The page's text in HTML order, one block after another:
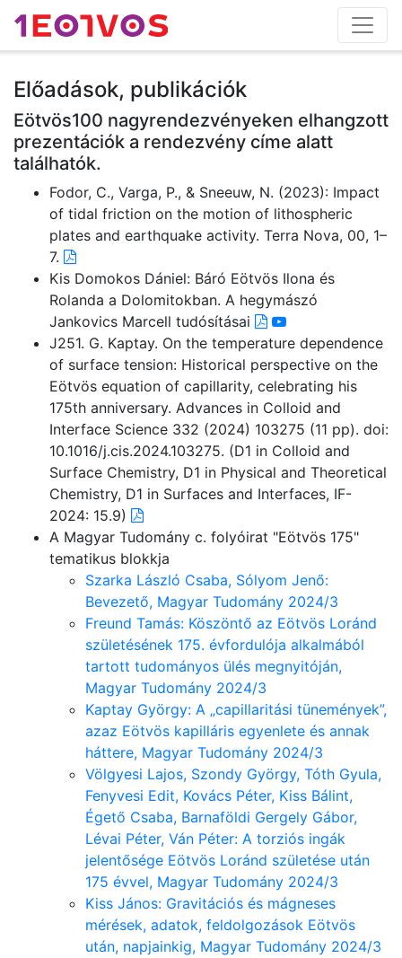
Előadások, publikációk
Eötvös100 nagyrendezvényeken elhangzott
prezentációk a rendezvény címe alatt
találhatók.
Fodor, C., Varga, P., & Sneeuw, N. (2023): Impact
of tidal friction on the motion of lithospheric
plates and earthquake activity. Terra Nova, 00, 1–
7.
Kis Domokos Dániel: Báró Eötvös Ilona és
Rolanda a Dolomitokban. A hegymászó
Jankovics Marcell tudósításai
J251. G. Kaptay. On the temperature dependence
of surface tension: Historical perspective on the
Eötvös equation of capillarity, celebrating his
175th anniversary. Advances in Colloid and
Interface Science 332 (2024) 103275 (11 pp). doi:
10.1016/j.cis.2024.103275. (D1 in Colloid and
Surface Chemistry, D1 in Physical and Theoretical
Chemistry, D1 in Surfaces and Interfaces, IF-
2024: 15.9)
A Magyar Tudomány c. folyóirat "Eötvös 175"
tematikus blokkja
Szarka László Csaba, Sólyom Jenő:
Bevezető, Magyar Tudomány 2024/3
Freund Tamás: Köszöntő az Eötvös Loránd
születésének 175. évfordulója alkalmából
tartott tudományos ülés megnyitóján,
Magyar Tudomány 2024/3
Kaptay György: A „capillaritási tünemények”,
azaz Eötvös kapilláris egyenlete és annak
háttere, Magyar Tudomány 2024/3
Völgyesi Lajos, Szondy György, Tóth Gyula,
Fenyvesi Edit, Kovács Péter, Kiss Bálint,
Égető Csaba, Barnaföldi Gergely Gábor,
Lévai Péter, Ván Péter: A torziós ingák
jelentősége Eötvös Loránd születése után
175 évvel, Magyar Tudomány 2024/3
Kiss János: Gravitációs és mágneses
mérések, adatok, feldolgozások Eötvös
után, napjainkig, Magyar Tudomány 2024/3